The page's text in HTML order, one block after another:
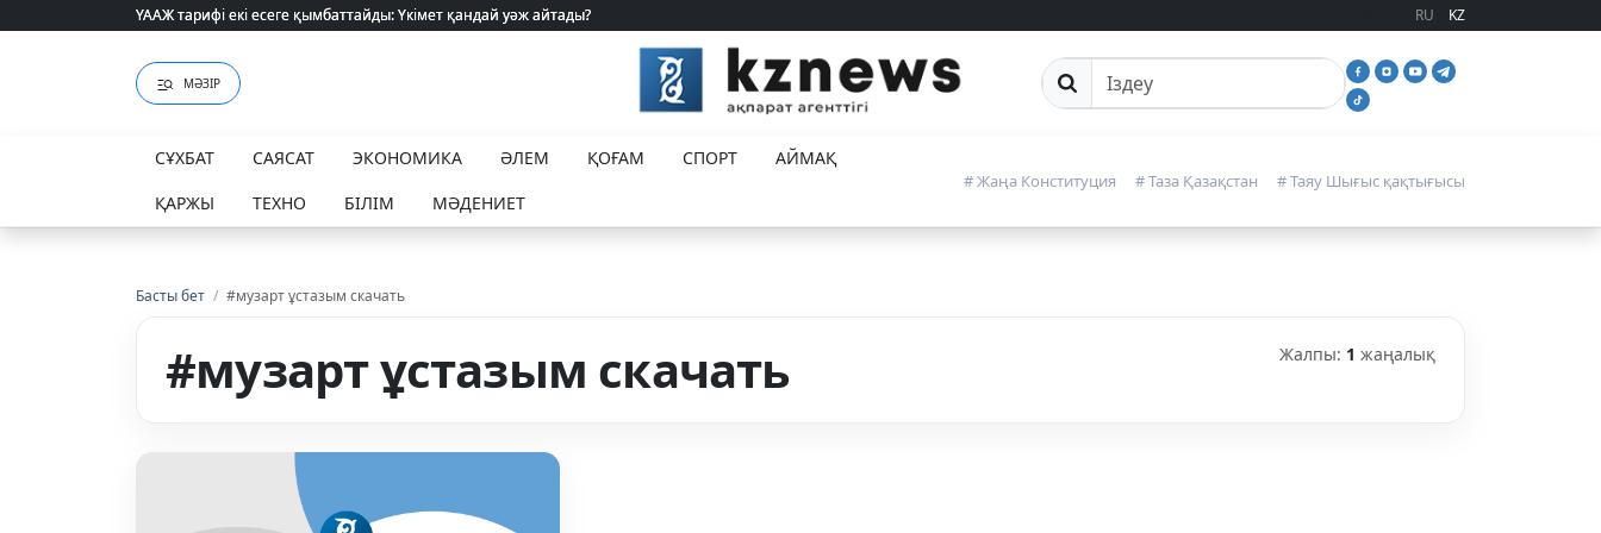
ҮААЖ тарифі екі есеге қымбаттайды: Үкімет қандай уәж айтады?
ҮААЖ тарифі екі есеге қымбаттайды: Үкімет қандай уәж айтады? RU KZ
МӘЗІР Сайттан іздеу
СҰХБАТ САЯСАТ ЭКОНОМИКА ӘЛЕМ ҚОҒАМ СПОРТ
АЙМАҚ
ҚАРЖЫ
ТЕХНО БІЛІМ МӘДЕНИЕТ
# Жаңа Конституция # Таза Қазақстан # Таяу Шығыс қақтығысы
Басты бет / #музарт ұстазым скачать
#музарт ұстазым скачать Жалпы: 1 жаңалық